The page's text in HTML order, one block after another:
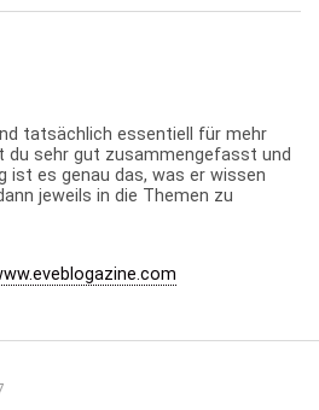
tatsächlich essentiell für mehr
du sehr gut zusammengefasst und
ist es genau das, was er wissen
jeweils in die Themen zu